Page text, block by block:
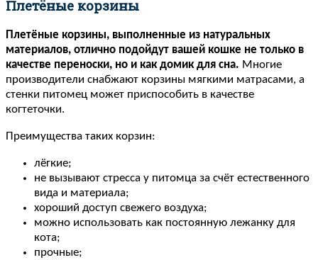
Плетёные корзины
Плетёные корзины, выполненные из натуральных
материалов, отлично подойдут вашей кошке не только в
качестве переноски, но и как домик для сна. Многие
производители снабжают корзины мягкими матрасами, а
стенки питомец может приспособить в качестве
когтеточки.
Преимущества таких корзин:
лёгкие;
не вызывают стресса у питомца за счёт естественного
вида и материала;
хороший доступ свежего воздуха;
можно использовать как постоянную лежанку для
кота;
прочные;